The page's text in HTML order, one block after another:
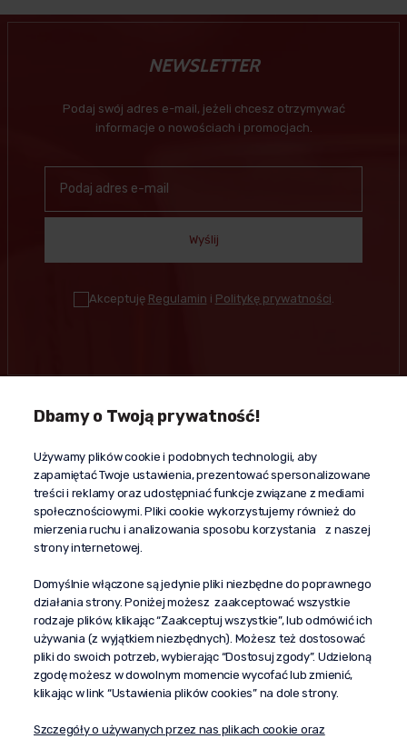
NEWSLETTER
Podaj swój adres e-mail, jeżeli chcesz otrzymywać
informacje o nowościach i promocjach.
Wyślij
Akceptuję Regulamin i Politykę prywatności
Kontakt
+48 603 610 870
kontakt@propaganda24h.pl
“Propaganda"
al. Komisji Edukacji Narodowej 51/U5
02-797 Warszawa
Pomoc
Dostawa
Moje konto
O firmie
Dbamy o Twoją prywatność!
Używamy plików cookie i podobnych technologii, aby
zapamiętać Twoje ustawienia, prezentować spersonalizowane
treści i reklamy oraz udostępniać funkcje związane z mediami
społecznościowymi. Pliki cookie wykorzystujemy również do
mierzenia ruchu i analizowania sposobu korzystania z naszej
strony internetowej.
Domyślnie włączone są jedynie pliki niezbędne do poprawnego
działania strony. Poniżej możesz zaakceptować wszystkie
rodzaje plików, klikając “Zaakceptuj wszystkie”, lub odmówić ich
używania (z wyjątkiem niezbędnych). Możesz też dostosować
pliki do swoich potrzeb, wybierając “Dostosuj zgody”. Udzieloną
zgodę możesz w dowolnym momencie wycofać lub zmienić,
klikając w link “Ustawienia plików cookies” na dole strony.
Szczegóły o używanych przez nas plikach cookie oraz